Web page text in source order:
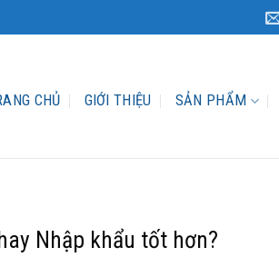
CHỦ GIỚI THIỆU SẢN PHẨM
Nhập khẩu tốt hơn?